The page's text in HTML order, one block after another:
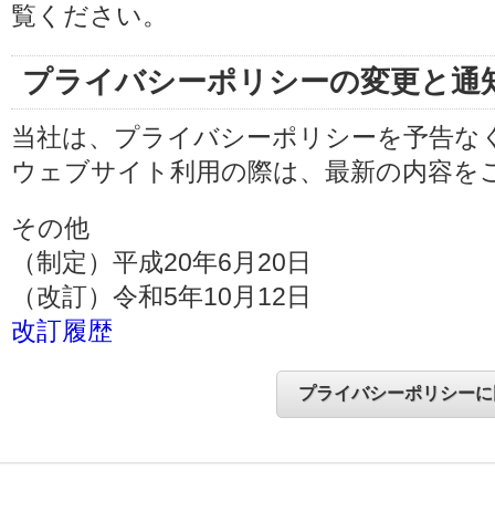
覧ください。
プライバシーポリシーの変更と通
当社は、プライバシーポリシーを予告
ウェブサイト利用の際は、最新の内容を
その他
（制定）平成20年6月20日
（改訂）令和5年10月12日
改訂履歴